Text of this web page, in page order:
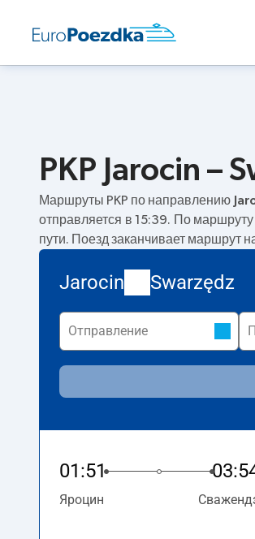
PKP Jarocin –
Маршруты PKP по направлению
отправляется в 15:39. По маршруту
пути. Поезд заканчивает маршрут
Jarocin Swarzędz
01:51
Яроцин